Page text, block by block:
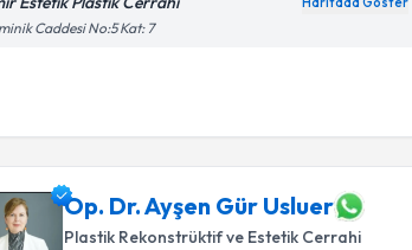
Caddesi No:5 Kat: 7
Op. Dr. Ayşen Gür Usluer
Plastik Rekonstrüktif ve Estetik Cerrahi